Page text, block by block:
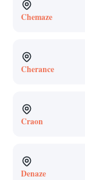
Chemaze
Cherance
Craon
Denaze